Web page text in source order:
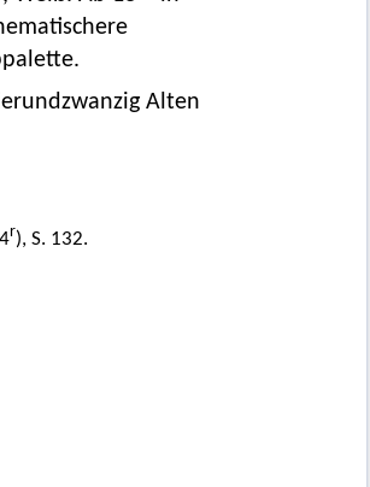
Alten
r), S. 132.